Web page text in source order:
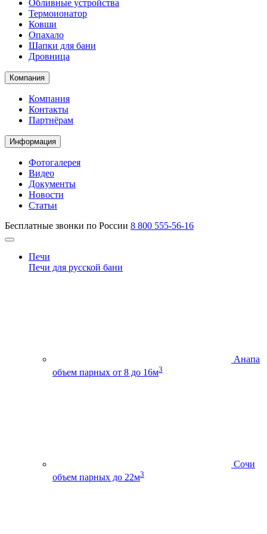
Обливные устройства
Термоионатор
Ковши
Опахало
Шапки для бани
Дровница
Компания
Компания
Контакты
Партнёрам
Информация
Фотогалерея
Видео
Документы
Новости
Статьи
Бесплатные звонки по России 8 800 555-56-16
Печи
Печи для русской бани
Анапа
объем парных от 8 до 16м3
Сочи
объем парных до 22м3